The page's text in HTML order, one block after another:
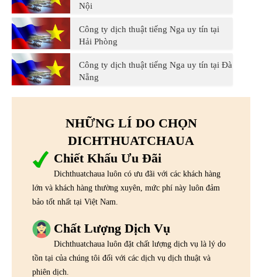
Nội
Công ty dịch thuật tiếng Nga uy tín tại
Hải Phòng
Công ty dịch thuật tiếng Nga uy tín tại Đà
Nẵng
NHỮNG LÍ DO CHỌN
DICHTHUATCHAUA
Chiết Khấu Ưu Đãi
Dichthuatchaua luôn có ưu đãi với các khách hàng
lớn và khách hàng thường xuyên, mức phí này luôn đảm
bảo tốt nhất tại Việt Nam.
Chất Lượng Dịch Vụ
Dichthuatchaua luôn đặt chất lượng dịch vụ là lý do
tồn tại của chúng tôi đối với các dịch vụ dịch thuật và
phiên dịch.